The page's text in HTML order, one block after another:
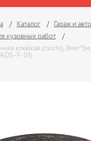
Каталог
Гараж и
кузовных работ
клейкая (скотч),
F-01)